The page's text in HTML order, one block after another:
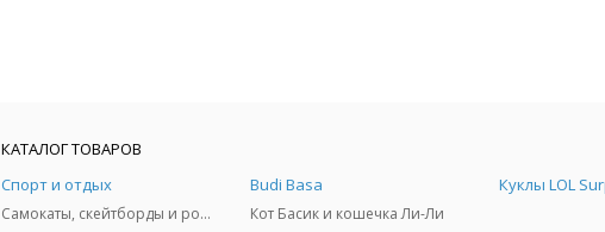
КАТАЛОГ ТОВАРОВ
Спорт и отдых
Самокаты, скейтборды и ролики
Budi Basa
Кот Басик и кошечка Ли-Ли
Куклы LOL